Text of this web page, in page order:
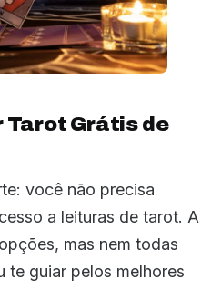
Tarot Grátis de
você não precisa
a leituras de tarot. A
mas nem todas
te guiar pelos melhores